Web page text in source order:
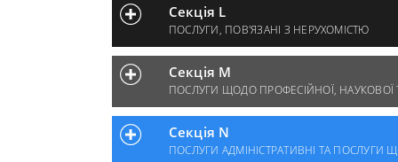
Секція L
ПОСЛУГИ, ПОВ'ЯЗАНІ З НЕРУХОМІСТЮ
Секція M
ПОСЛУГИ ЩОДО ПРОФЕСІЙНОЇ, НАУКОВОЇ
Секція N
ПОСЛУГИ АДМІНІСТРАТИВНІ ТА